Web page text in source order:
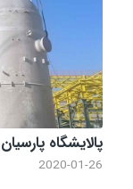
پالایشگاه
2020-01-26